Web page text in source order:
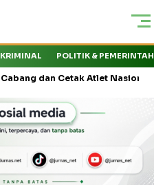
POLITIK &
Atlet Nasional KMP